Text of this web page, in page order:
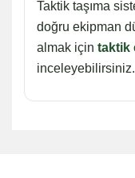
Taktik taşıma
doğru ekipman
almak için taktik
inceleyebilirsiniz.